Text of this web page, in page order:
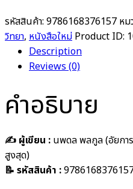
รหัสสินค้า: 9786168376157 หม
วิทยา, หนังสือใหม่ Product ID:
Description
Reviews (0)
คำอธิบาย
✍️ ผู้เขียน : นพดล พลกูล (อัยกา
สูงสุด)
📝 รหัสสินค้า :